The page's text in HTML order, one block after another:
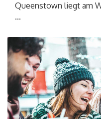
Queenstown liegt am
...